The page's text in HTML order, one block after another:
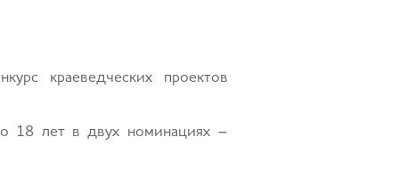
краеведческих проектов
18 лет в двух номинациях –